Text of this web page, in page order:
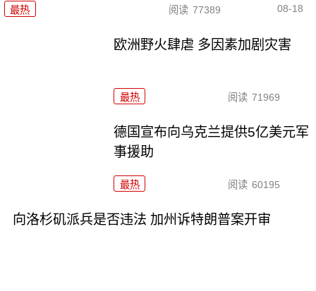
最热 阅读 77389 08-18
欧洲野火肆虐 多因素加剧灾害
最热 阅读 71969
德国宣布向乌克兰提供5亿美元军
事援助
最热 阅读 60195
向洛杉矶派兵是否违法 加州诉特朗普案开审